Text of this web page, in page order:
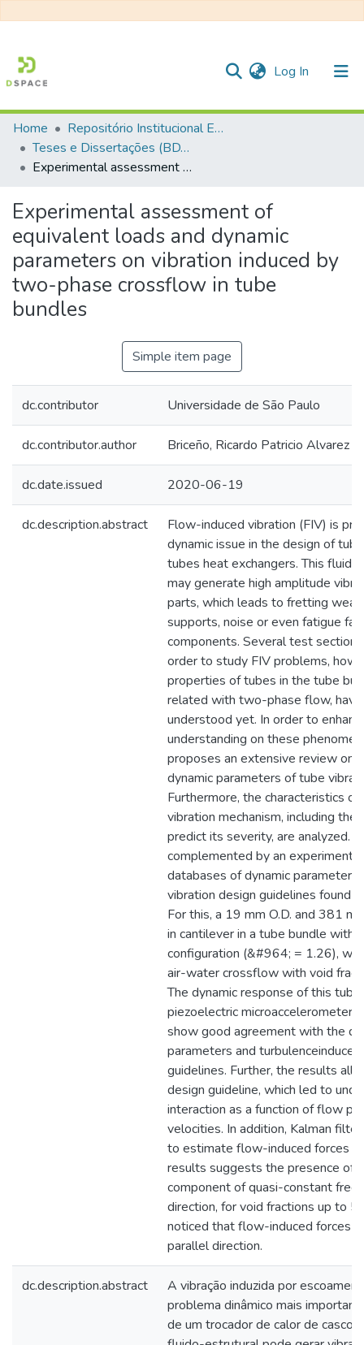
Log In (current)
Communities & Collections
All of DSpace
Statistics
Home
Repositório Institucional EESC
Teses e Dissertações (BDTD USP)
Experimental assessment of equivalent loads and dynamic parameters on vibration induced by two-phase crossflow in tube bundles
Experimental assessment of
equivalent loads and dynamic
parameters on vibration induced by
two-phase crossflow in tube
bundles
Simple item page
dc.contributor Universidade de São Paulo
dc.contributor.author Briceño, Ricardo Patricio Alvarez
dc.date.issued 2020-06-19
dc.description.abstract
Flow-induced vibration (FIV) is
dynamic issue in the design of
tubes heat exchangers. This fluid-
may generate high amplitude
parts, which leads to fretting
supports, noise or even fatigue
components. Several test
order to study FIV problems,
properties of tubes in the tube
related with two-phase flow,
understood yet. In order to
understanding on these
proposes an extensive review on
dynamic parameters of tube
Furthermore, the characteristics
vibration mechanism, including
predict its severity, are analyzed.
complemented by an
databases of dynamic parameters
vibration design guidelines found
For this, a 19 mm O.D. and 381
in cantilever in a tube bundle with
configuration (&#964; = 1.26),
air-water crossflow with void
The dynamic response of this
piezoelectric
show good agreement with the
parameters and
guidelines. Further, the results
design guideline, which led to
interaction as a function of flow
velocities. In addition, Kalman
to estimate flow-induced forces
results suggests the presence of
component of quasi-constant
direction, for void fractions up to
noticed that flow-induced forces
parallel direction.
dc.description.abstract
A vibração induzida por
problema dinâmico mais
de um trocador de calor de casco